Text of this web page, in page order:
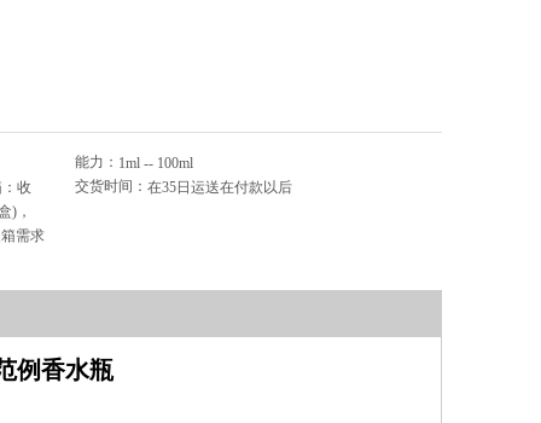
能力： 1ml -- 100ml
收
)，
需求
交货时间： 在35日运送在付款以后
例香水瓶